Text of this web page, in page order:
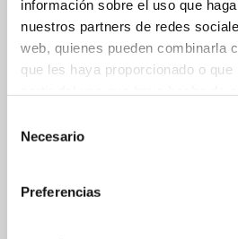
información sobre el uso que
nuestros partners de redes
web, quienes pueden combinarla
que les haya proporcionado o que
Necesario
Preferencias
TE
SIN